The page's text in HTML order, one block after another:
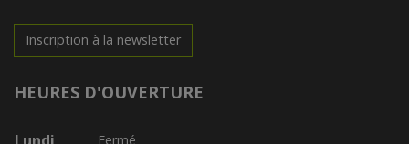
Inscription à la newsletter
HEURES D'OUVERTURE
Fermé